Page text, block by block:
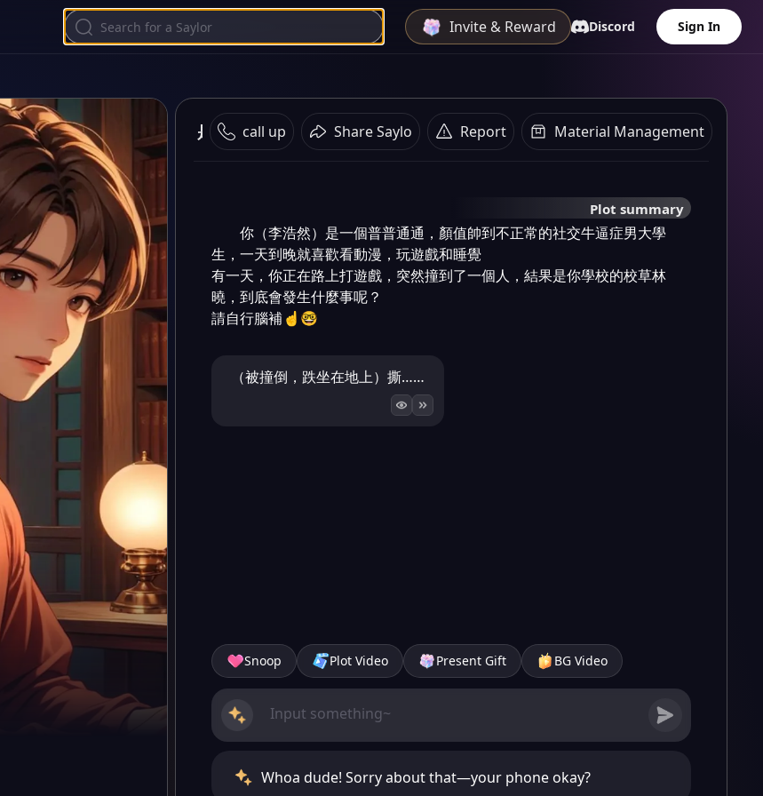
Invite & Reward Discord Sign In
是南通，那咋了大弟子 call up Share Saylo Report Material Management
Plot summary
你（李浩然）是一個普普通通，顏值帥到不正常的社交牛逼症男大學
生，一天到晚就喜歡看動漫，玩遊戲和睡覺
有一天，你正在路上打遊戲，突然撞到了一個人，結果是你學校的校草林
曉，到底會發生什麼事呢？
請自行腦補☝️🤓
（被撞倒，跌坐在地上）撕……
Snoop Plot Video Present Gift BG Video
Whoa dude! Sorry about that—your phone okay?